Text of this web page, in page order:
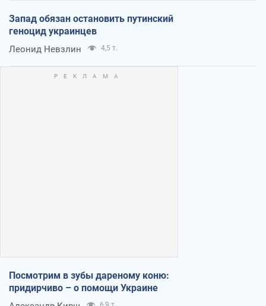
Запад обязан остановить путинский
геноцид украинцев
Леонид Невзлин 4,5 т.
Посмотрим в зубы дареному коню:
придирчиво – о помощи Украине